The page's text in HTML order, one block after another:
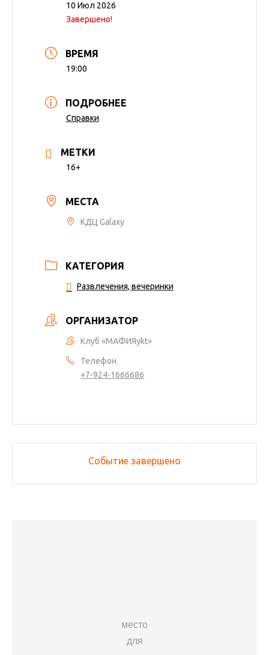
10 Июл 2026
Завершено!
ВРЕМЯ
19:00
ПОДРОБНЕЕ
Справки
МЕТКИ
16+
МЕСТА
КДЦ Galaxy
КАТЕГОРИЯ
Развлечения, вечеринки
ОРГАНИЗАТОР
Клуб «МАФИЯykt»
Телефон
+7-924-1666686
Событие завершено
место
для